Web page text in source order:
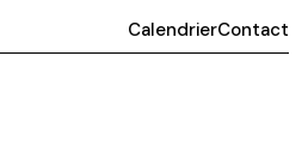
CalendrierContact